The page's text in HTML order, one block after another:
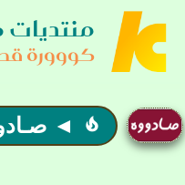
كووورة
 ◄ صـادووووه